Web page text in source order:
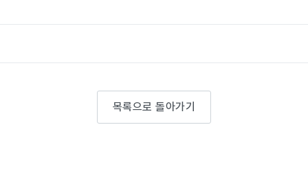
목록으로 돌아가기